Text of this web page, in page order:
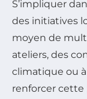
S’impliquer
des initiatives
moyen de
ateliers, des
climatique ou
renforcer cette